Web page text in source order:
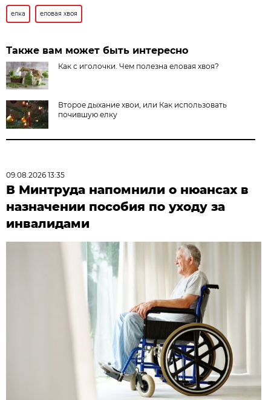
елка еловая хвоя
Также вам может быть интересно
Как с иголочки. Чем полезна еловая хвоя?
Второе дыхание хвои, или Как использовать
почившую елку
09.08.2026 13:35
В Минтруда напомнили о нюансах в
назначении пособия по уходу за
инвалидами